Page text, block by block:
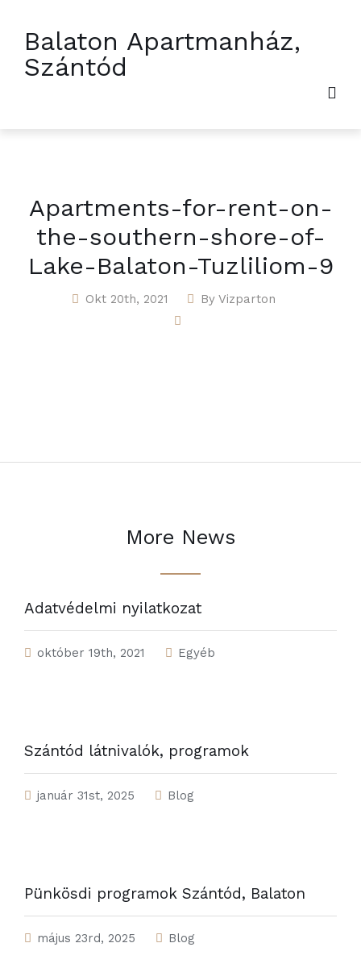
Balaton Apartmanház,
Szántód
Apartments-for-rent-on-
the-southern-shore-of-
Lake-Balaton-Tuzliliom-9
Okt 20th, 2021 By Vizparton
More News
Adatvédelmi nyilatkozat
október 19th, 2021 Egyéb
Szántód látnivalók, programok
január 31st, 2025 Blog
Pünkösdi programok Szántód, Balaton
május 23rd, 2025 Blog